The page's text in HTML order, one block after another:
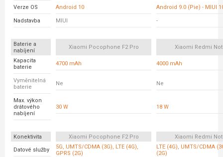
Verze OS Android 10 Android 9.0 (Pie) - MIUI
Nadstavba MIUI -
Baterie a
nabíjení
Xiaomi Pocophone F2 Pro Xiaomi Redmi
Kapacita
baterie
4700 mAh 4000 mAh
Vyměnitelná
baterie
Ne Ne
Max. výkon
drátového
nabíjení
30 W 18 W
Konektivita Xiaomi Pocophone F2 Pro
Xiaomi Redmi
Datové služby
5G, UMTS/CDMA (3G), LTE (4G),
GPRS (2G)
LTE (4G), UMTS/CDMA
(2G)